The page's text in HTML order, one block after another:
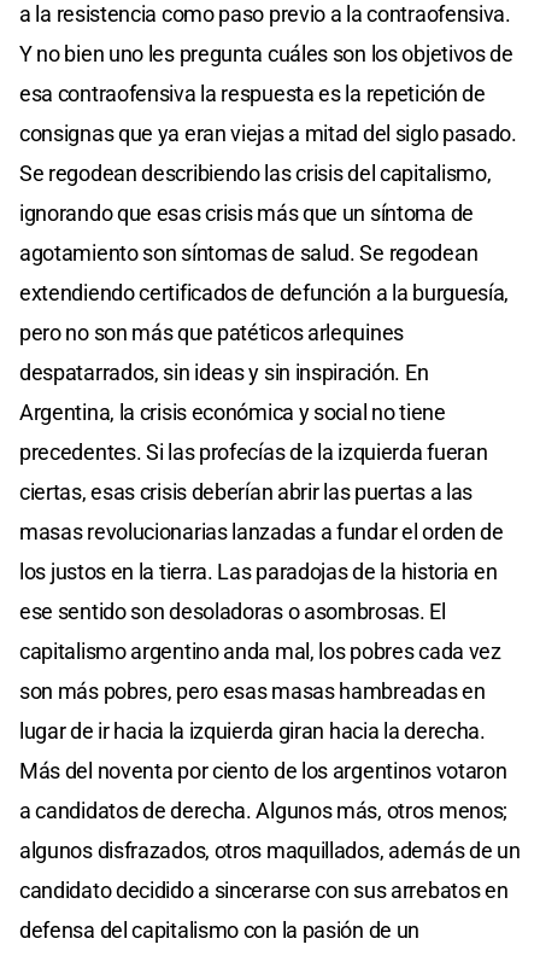
a la resistencia como paso previo a la contraofensiva.
Y no bien uno les pregunta cuáles son los objetivos de
esa contraofensiva la respuesta es la repetición de
consignas que ya eran viejas a mitad del siglo pasado.
Se regodean describiendo las crisis del capitalismo,
ignorando que esas crisis más que un síntoma de
agotamiento son síntomas de salud. Se regodean
extendiendo certificados de defunción a la burguesía,
pero no son más que patéticos arlequines
despatarrados, sin ideas y sin inspiración. En
Argentina, la crisis económica y social no tiene
precedentes. Si las profecías de la izquierda fueran
ciertas, esas crisis deberían abrir las puertas a las
masas revolucionarias lanzadas a fundar el orden de
los justos en la tierra. Las paradojas de la historia en
ese sentido son desoladoras o asombrosas. El
capitalismo argentino anda mal, los pobres cada vez
son más pobres, pero esas masas hambreadas en
lugar de ir hacia la izquierda giran hacia la derecha.
Más del noventa por ciento de los argentinos votaron
a candidatos de derecha. Algunos más, otros menos;
algunos disfrazados, otros maquillados, además de un
candidato decidido a sincerarse con sus arrebatos en
defensa del capitalismo con la pasión de un